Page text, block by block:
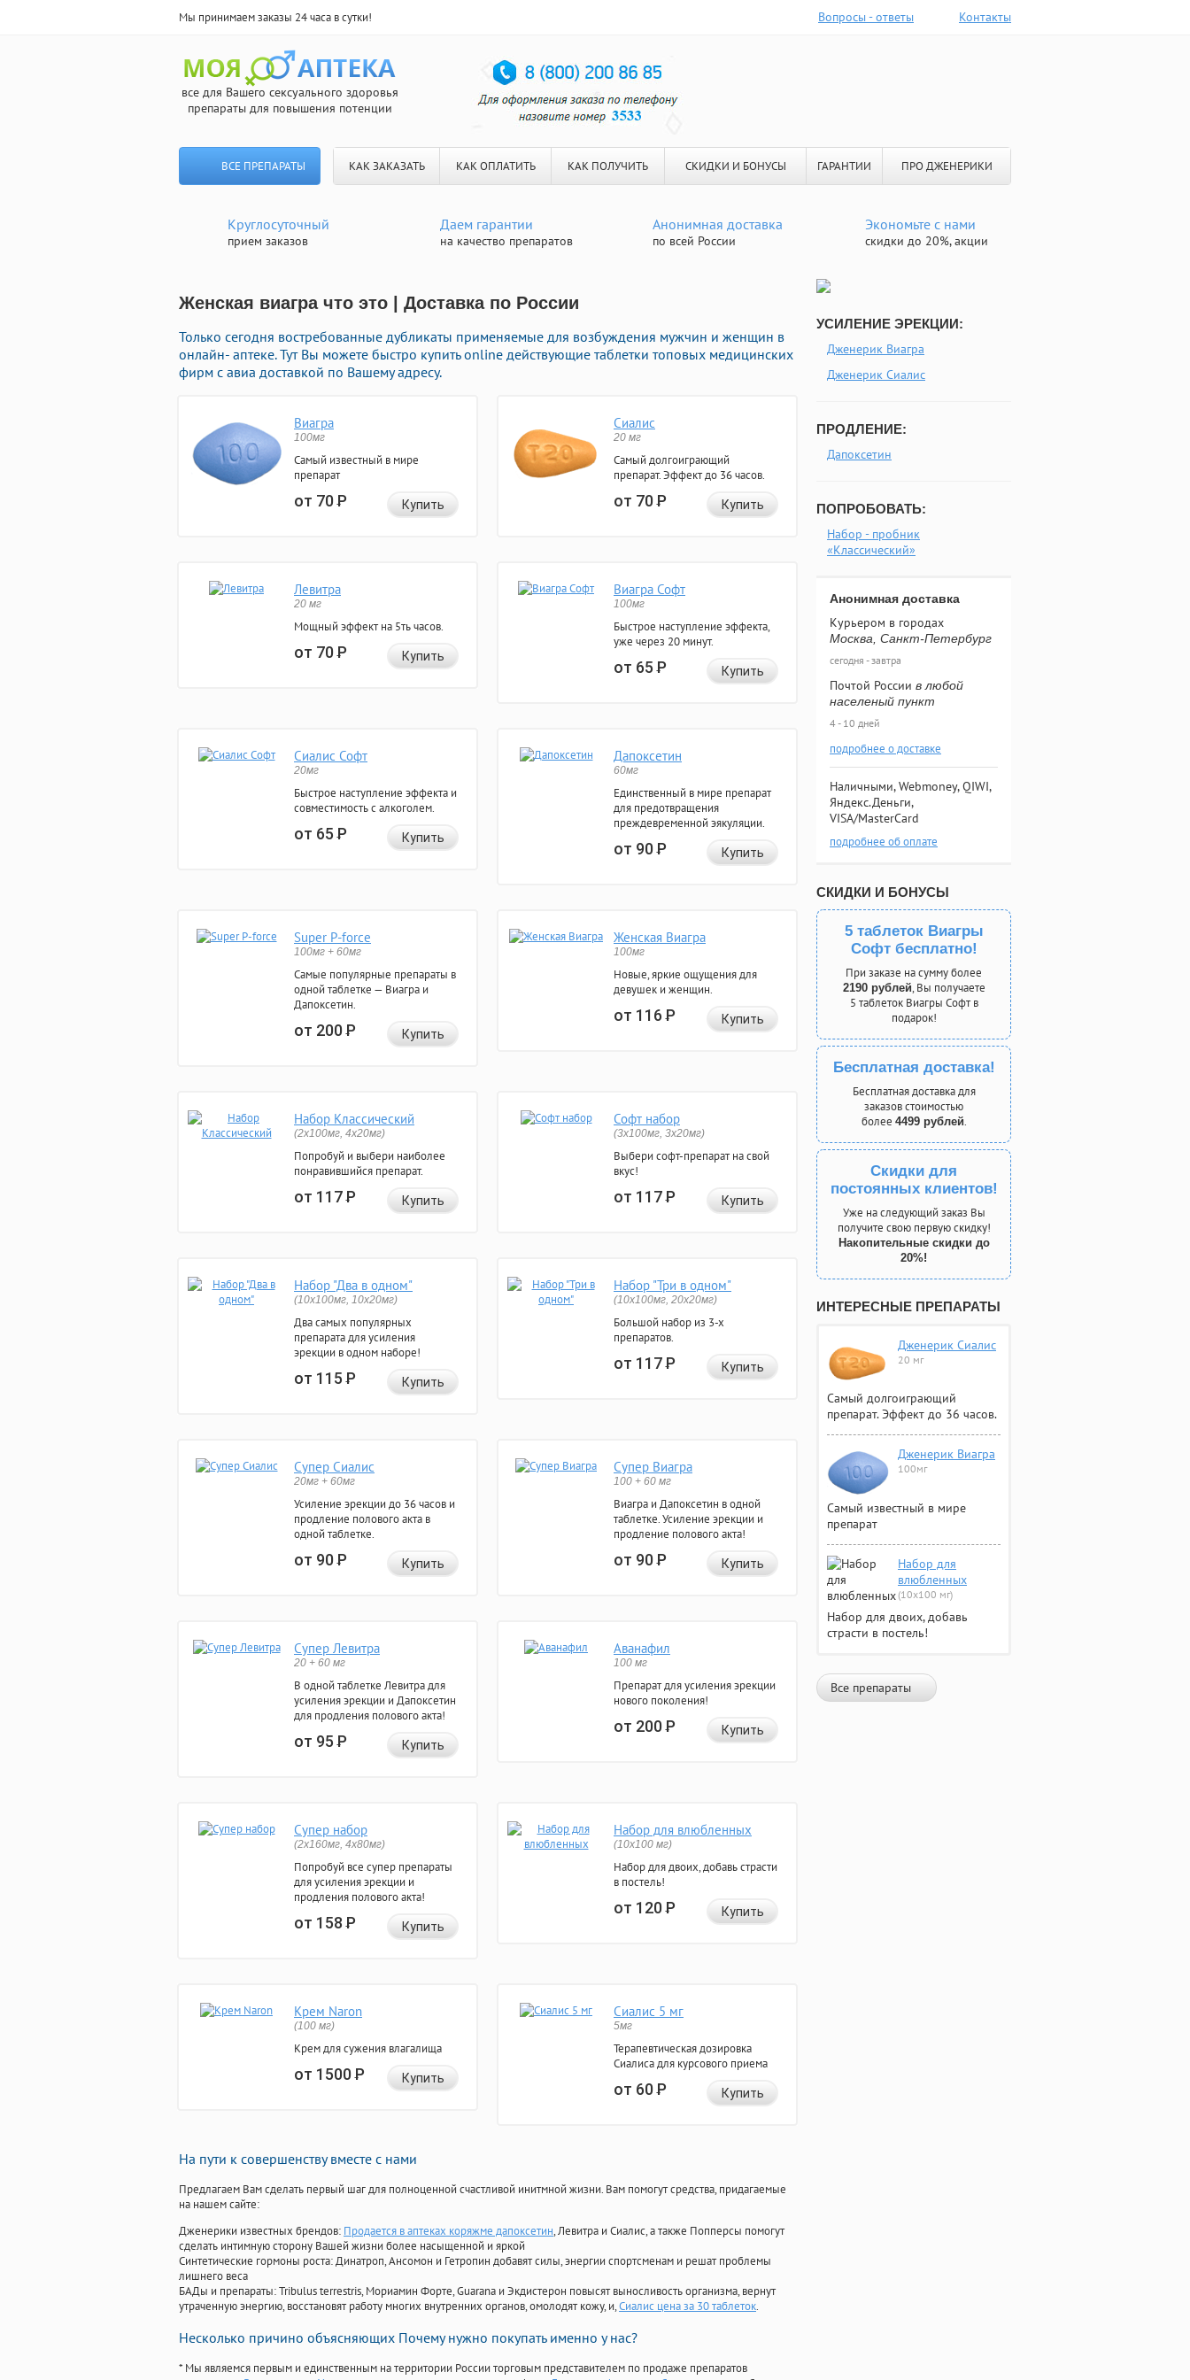
Мы принимаем заказы 24 часа в сутки! Вопросы - ответы Контакты
все для Вашего сексуального здоровья
препараты для повышения потенции
ВСЕ ПРЕПАРАТЫ КАК ЗАКАЗАТЬ КАК ОПЛАТИТЬ КАК ПОЛУЧИТЬ СКИДКИ И БОНУСЫ ГАРАНТИИ ПРО ДЖЕНЕРИКИ
Круглосуточный
прием заказов
Даем гарантии
на качество препаратов
Анонимная доставка
по всей России
Экономьте с нами
скидки до 20%, акции
Женская виагра что это | Доставка по России
Только сегодня востребованные дубликаты применяемые для возбуждения мужчин и женщин в
онлайн- аптеке. Тут Вы можете быстро купить online действующие таблетки топовых медицинских
фирм с авиа доставкой по Вашему адресу.
Виагра
100мг
Самый известный в мире
препарат
от 70Р Купить
Сиалис
20 мг
Самый долгоиграющий
препарат. Эффект до 36 часов.
от 70Р Купить
Левитра
20 мг
Мощный эффект на 5ть часов.
от 70Р Купить
Виагра Софт
100мг
Быстрое наступление эффекта,
уже через 20 минут.
от 65Р Купить
Сиалис Софт
20мг
Быстрое наступление эффекта и
совместимость с алкоголем.
от 65Р Купить
Дапоксетин
60мг
Единственный в мире препарат
для предотвращения
преждевременной эякуляции.
от 90Р Купить
Super P-force
100мг + 60мг
Самые популярные препараты в
одной таблетке — Виагра и
Дапоксетин.
от 200Р Купить
Женская Виагра
100мг
Новые, яркие ощущения для
девушек и женщин.
от 116Р Купить
Набор Классический
(2x100мг, 4x20мг)
Попробуй и выбери наиболее
понравившийся препарат.
от 117Р Купить
Софт набор
(3x100мг, 3x20мг)
Выбери софт-препарат на свой
вкус!
от 117Р Купить
Набор "Два в одном"
(10x100мг, 10x20мг)
Два самых популярных
препарата для усиления
эрекции в одном наборе!
от 115Р Купить
Набор "Три в одном"
(10x100мг, 20x20мг)
Большой набор из 3-х
препаратов.
от 117Р Купить
Супер Сиалис
20мг + 60мг
Усиление эрекции до 36 часов и
продление полового акта в
одной таблетке.
от 90Р Купить
Супер Виагра
100 + 60 мг
Виагра и Дапоксетин в одной
таблетке. Усиление эрекции и
продление полового акта!
от 90Р Купить
Супер Левитра
20 + 60 мг
В одной таблетке Левитра для
усиления эрекции и Дапоксетин
для продления полового акта!
от 95Р Купить
Аванафил
100 мг
Препарат для усиления эрекции
нового поколения!
от 200Р Купить
Супер набор
(2х160мг, 4х80мг)
Попробуй все супер препараты
для усиления эрекции и
продления полового акта!
от 158Р Купить
Набор для влюбленных
(10х100 мг)
Набор для двоих, добавь страсти
в постель!
от 120Р Купить
Крем Naron
(100 мг)
Крем для сужения влагалища
от 1500Р Купить
Сиалис 5 мг
5мг
Терапевтическая дозировка
Сиалиса для курсового приема
от 60Р Купить
На пути к совершенству вместе с нами
Предлагаем Вам сделать первый шаг для полноценной счастливой инитмной жизни. Вам помогут средства, придагаемые
на нашем сайте:
Дженерики известных брендов: Продается в аптеках коряжме дапоксетин, Левитра и Сиалис, а также Попперсы помогут
сделать интимную сторону Вашей жизни более насыщенной и яркой
Синтетические гормоны роста: Динатроп, Ансомон и Гетропин добавят силы, энергии спортсменам и решат проблемы
лишнего веса
БАДы и препараты:Tribulus terrestris, Мориамин Форте, Guarana и Экдистерон повысят выносливость организма, вернут
утраченную энергию, восстановят работу многих внутренних органов, омолодят кожу, и,Сиалис цена за 30 таблеток.
Несколько причино объясняющих Почему нужно покупать именно у нас?
* Мы являемся первым и единственным на территории России торговым представителем по продаже препаратов
УСИЛЕНИЕ ЭРЕКЦИИ:
Дженерик Виагра
Дженерик Сиалис
ПРОДЛЕНИЕ:
Дапоксетин
ПОПРОБОВАТЬ:
Набор - пробник
«Классический»
Анонимная доставка
Курьером в городах
Москва, Санкт-Петербург
сегодня - завтра
Почтой России в любой
населеный пункт
4 - 10 дней
подробнее о доставке
Наличными, Webmoney, QIWI,
Яндекс.Деньги,
VISA/MasterCard
подробнее об оплате
СКИДКИ И БОНУСЫ
5 таблеток Виагры
Софт бесплатно!
При заказе на сумму более
2190 рублей, Вы получаете
5 таблеток Виагры Софт в
подарок!
Бесплатная доставка!
Бесплатная доставка для
заказов стоимостью
более 4499 рублей.
Скидки для
постоянных клиентов!
Уже на следующий заказ Вы
получите свою первую скидку!
Накопительные скидки до
20%!
ИНТЕРЕСНЫЕ ПРЕПАРАТЫ
Дженерик Сиалис
20 мг
Самый долгоиграющий
препарат. Эффект до 36 часов.
Дженерик Виагра
100мг
Самый известный в мире
препарат
Набор для
влюбленных
(10х100 мг)
Набор для двоих, добавь
страсти в постель!
Все препараты